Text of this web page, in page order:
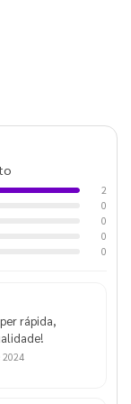
2
0
0
0
0
rápida,
2024